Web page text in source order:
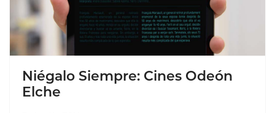
Niégalo Siempre: Cines Odeón
Elche